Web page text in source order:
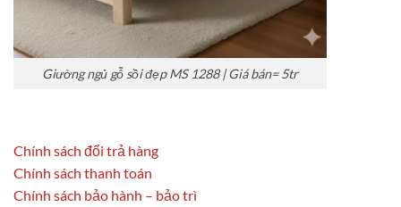
Giường ngủ gỗ sồi đẹp MS 1288 | Giá bán= 5tr
Chính sách đổi trả hàng
Chính sách thanh toán
Chính sách bảo hành – bảo trì